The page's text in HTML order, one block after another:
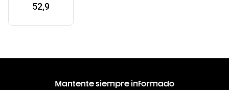
52,9
Mantente siempre informado